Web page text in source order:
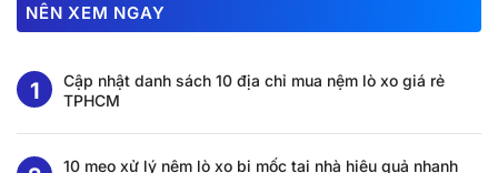
NÊN XEM NGAY
Cập nhật danh sách 10 địa chỉ mua nệm lò xo giá rẻ
TPHCM
10 mẹo xử lý nệm lò xo bị mốc tại nhà hiệu quả nhanh